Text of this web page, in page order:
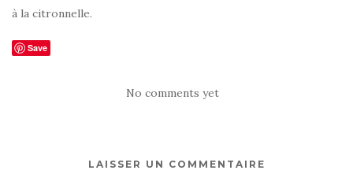
à la citronnelle.
Save
No comments yet
LAISSER UN COMMENTAIRE